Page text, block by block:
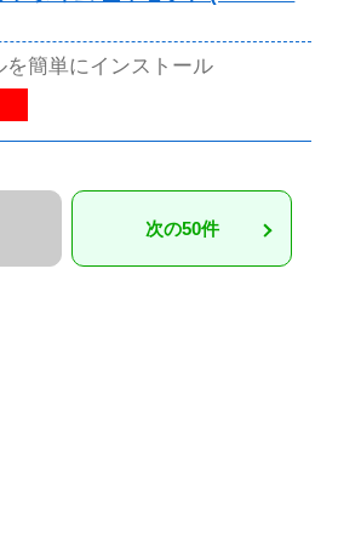
を簡単にインストール
次の50件